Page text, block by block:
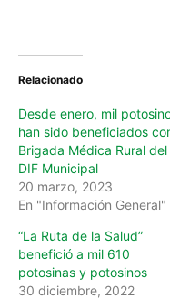
Relacionado
Desde enero, mil
han sido beneficiados
Brigada Médica Rural del
DIF Municipal
20 marzo, 2023
En "Información General"
“La Ruta de la Salud”
benefició a mil 610
potosinas y potosinos
30 diciembre, 2022